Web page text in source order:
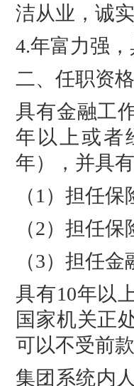
洁从业，诚
4.年富力强
二、任职资格
具有金融工
年以上或者
年），并具
（1）担任
（2）担任
（3）担任
具有10年以
国家机关正
可以不受前
集团系统内